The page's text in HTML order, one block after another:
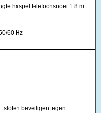
haspel telefoonsnoer 1.8 m
60 Hz
sloten beveiligen tegen